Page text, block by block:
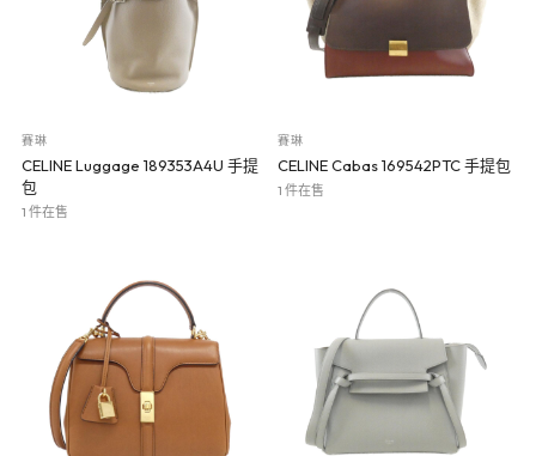
賽琳
CELINE Luggage 189353A4U 手提
包
1 件在售
賽琳
CELINE Cabas 169542PTC 手提包
1 件在售